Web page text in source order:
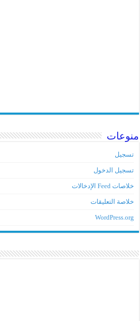
منوعات
تسجيل
تسجيل الدخول
خلاصات Feed الإدخالات
خلاصة التعليقات
WordPress.org